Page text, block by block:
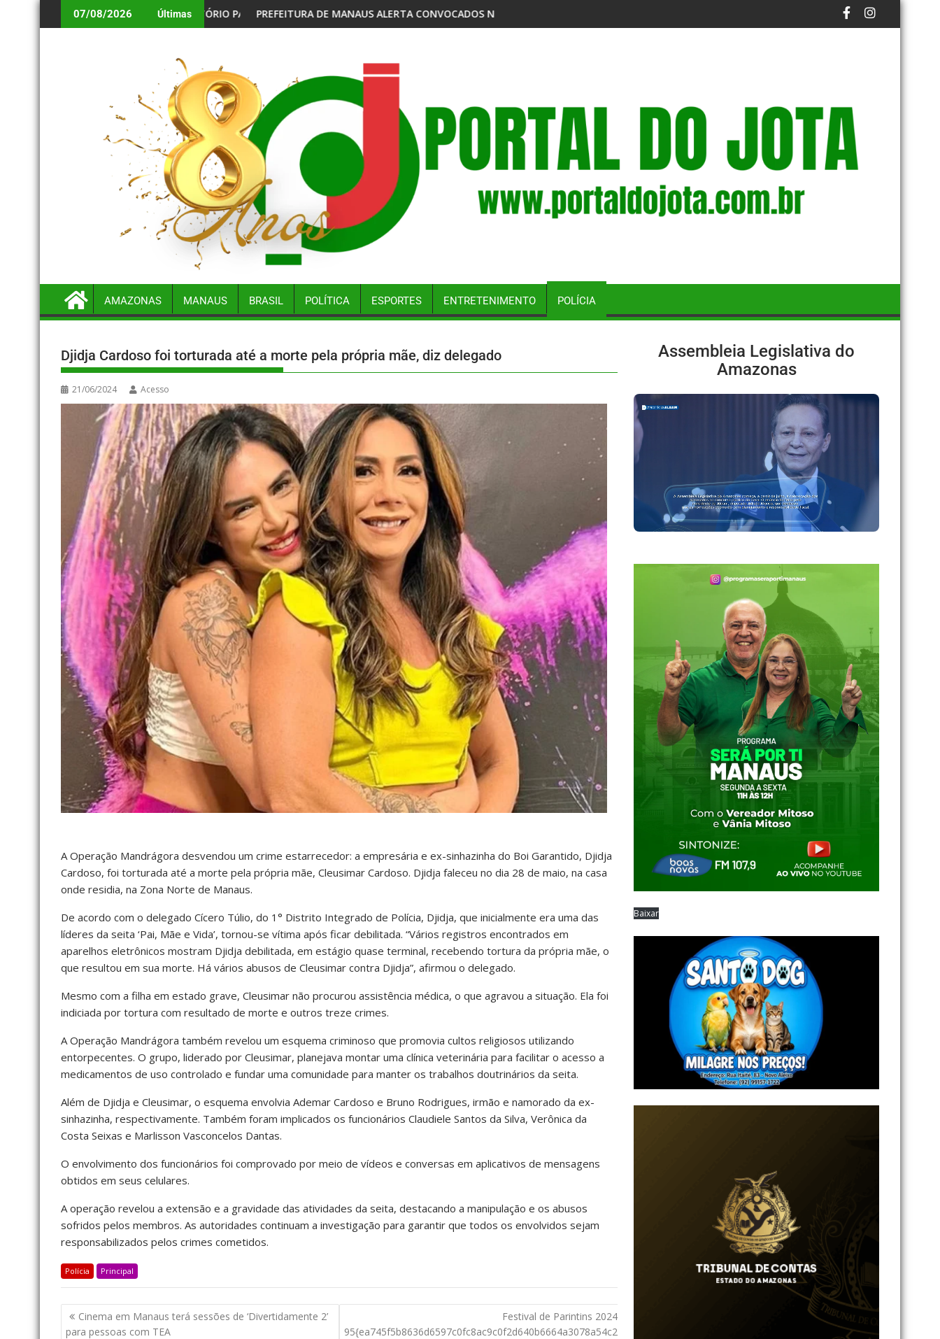
07/08/2026 Últimas
OBRIGATÓRIO PARA BENEFICIÁRIOS ANIVERSARIANTES DE AGOSTO
PREFEITURA DE MANAUS ALERTA CONVOCADOS NO PSS DA VACINAÇÃO ANTIRRÁBICA ANIMAL DA SEMSA PARA O PRAZO FINAL DO PROCESSO
MPF DENUNCIA EMPRESAS POR DESPEJO DE RESÍDUOS NA BAÍA DE GUANABARAEM NOVA REDUÇÃO, COPOM BAIXA TAXA SELIC
AMAZONAS MANAUS BRASIL POLÍTICA ESPORTES ENTRETENIMENTO POLÍCIA
Djidja Cardoso foi torturada até a morte pela própria mãe, diz delegado
21/06/2024 Acesso
A Operação Mandrágora desvendou um crime estarrecedor: a empresária e ex-sinhazinha do Boi Garantido, Djidja
Cardoso, foi torturada até a morte pela própria mãe, Cleusimar Cardoso. Djidja faleceu no dia 28 de maio, na casa
onde residia, na Zona Norte de Manaus.
De acordo com o delegado Cícero Túlio, do 1° Distrito Integrado de Polícia, Djidja, que inicialmente era uma das
líderes da seita ‘Pai, Mãe e Vida’, tornou-se vítima após ficar debilitada. “Vários registros encontrados em
aparelhos eletrônicos mostram Djidja debilitada, em estágio quase terminal, recebendo tortura da própria mãe, o
que resultou em sua morte. Há vários abusos de Cleusimar contra Djidja”, afirmou o delegado.
Mesmo com a filha em estado grave, Cleusimar não procurou assistência médica, o que agravou a situação. Ela foi
indiciada por tortura com resultado de morte e outros treze crimes.
A Operação Mandrágora também revelou um esquema criminoso que promovia cultos religiosos utilizando
entorpecentes. O grupo, liderado por Cleusimar, planejava montar uma clínica veterinária para facilitar o acesso a
medicamentos de uso controlado e fundar uma comunidade para manter os trabalhos doutrinários da seita.
Além de Djidja e Cleusimar, o esquema envolvia Ademar Cardoso e Bruno Rodrigues, irmão e namorado da ex-
sinhazinha, respectivamente. Também foram implicados os funcionários Claudiele Santos da Silva, Verônica da
Costa Seixas e Marlisson Vasconcelos Dantas.
O envolvimento dos funcionários foi comprovado por meio de vídeos e conversas em aplicativos de mensagens
obtidos em seus celulares.
A operação revelou a extensão e a gravidade das atividades da seita, destacando a manipulação e os abusos
sofridos pelos membros. As autoridades continuam a investigação para garantir que todos os envolvidos sejam
responsabilizados pelos crimes cometidos.
Polícia Principal
Cinema em Manaus terá sessões de ‘Divertidamente 2’
para pessoas com TEA
Festival de Parintins 2024: Caprichoso conclui
95{ea745f5b8636d6597c0fc8ac9c0f2d640b6664a3078a54c2c479998dee492fe0}
Assembleia Legislativa do
Amazonas
Baixar